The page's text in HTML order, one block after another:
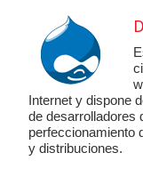
Internet y dispone
de desarrolladores
perfeccionamiento
y distribuciones.